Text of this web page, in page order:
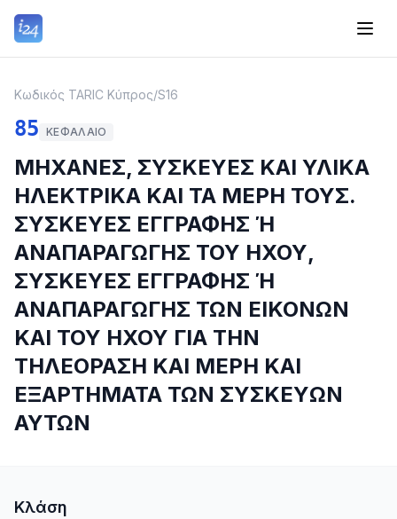
Κωδικός TARIC Κύπρος/S16
85 ΚΕΦΆΛΑΙΟ
ΜΗΧΑΝΕΣ, ΣΥΣΚΕΥΕΣ ΚΑΙ ΥΛΙΚΑ
ΗΛΕΚΤΡΙΚΑ ΚΑΙ ΤΑ ΜΕΡΗ ΤΟΥΣ.
ΣΥΣΚΕΥΕΣ ΕΓΓΡΑΦΗΣ Ή
ΑΝΑΠΑΡΑΓΩΓΗΣ ΤΟΥ ΗΧΟΥ,
ΣΥΣΚΕΥΕΣ ΕΓΓΡΑΦΗΣ Ή
ΑΝΑΠΑΡΑΓΩΓΗΣ ΤΩΝ ΕΙΚΟΝΩΝ
ΚΑΙ ΤΟΥ ΗΧΟΥ ΓΙΑ ΤΗΝ
ΤΗΛΕΟΡΑΣΗ ΚΑΙ ΜΕΡΗ ΚΑΙ
ΕΞΑΡΤΗΜΑΤΑ ΤΩΝ ΣΥΣΚΕΥΩΝ
ΑΥΤΩΝ
Κλάση